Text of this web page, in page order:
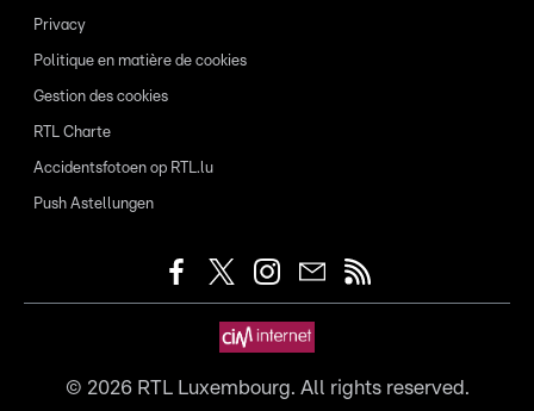
Privacy
Politique en matière de cookies
Gestion des cookies
RTL Charte
Accidentsfotoen op RTL.lu
Push Astellungen
© 2026RTL Luxembourg. All rights reserved.